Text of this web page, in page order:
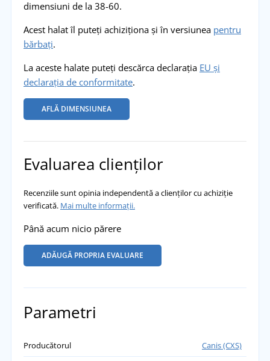
dimensiuni de la 38-60.
Acest halat îl puteți achiziționa și în versiunea pentru
bărbați.
La aceste halate puteți descărca declarația EU și
declarația de conformitate.
AFLĂ DIMENSIUNEA
Evaluarea clienților
Recenziile sunt opinia independentă a clienților cu achiziție
verificată. Mai multe informații.
Până acum nicio părere
ADĂUGĂ PROPRIA EVALUARE
Parametri
Producătorul
Canis (CXS)